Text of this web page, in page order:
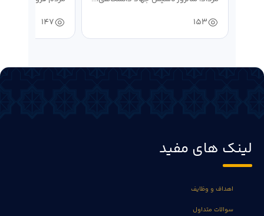
153
147
لینک های مفید
اهداف و وظایف
سوالات متداول